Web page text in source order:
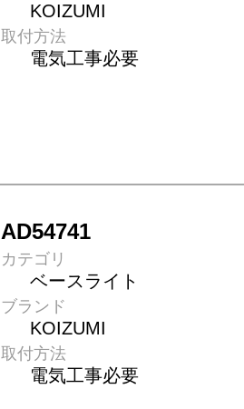
KOIZUMI
取付方法
電気工事必要
AD54741
カテゴリ
ベースライト
ブランド
KOIZUMI
取付方法
電気工事必要